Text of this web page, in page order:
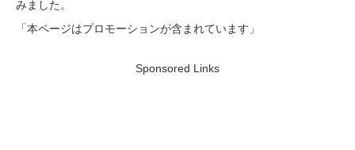
みました。
「本ページはプロモーションが含まれています」
Sponsored Links